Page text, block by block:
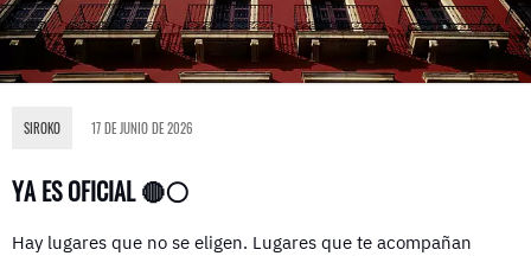
YA ES OFICIAL 🔴⚪
SIROKO 17 DE JUNIO DE 2026
Hay lugares que no se eligen. Lugares que te acompañan